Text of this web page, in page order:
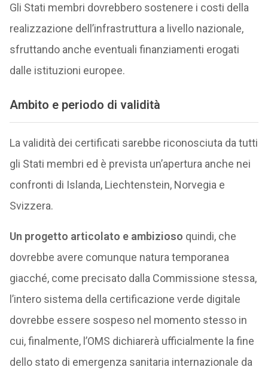
Gli Stati membri dovrebbero sostenere i costi della
realizzazione dell’infrastruttura a livello nazionale,
sfruttando anche eventuali finanziamenti erogati
dalle istituzioni europee.
Ambito e periodo di validità
La validità dei certificati sarebbe riconosciuta da tutti
gli Stati membri ed è prevista un’apertura anche nei
confronti di Islanda, Liechtenstein, Norvegia e
Svizzera.
Un progetto articolato e ambizioso quindi, che
dovrebbe avere comunque natura temporanea
giacché, come precisato dalla Commissione stessa,
l’intero sistema della certificazione verde digitale
dovrebbe essere sospeso nel momento stesso in
cui, finalmente, l’OMS dichiarerà ufficialmente la fine
dello stato di emergenza sanitaria internazionale da